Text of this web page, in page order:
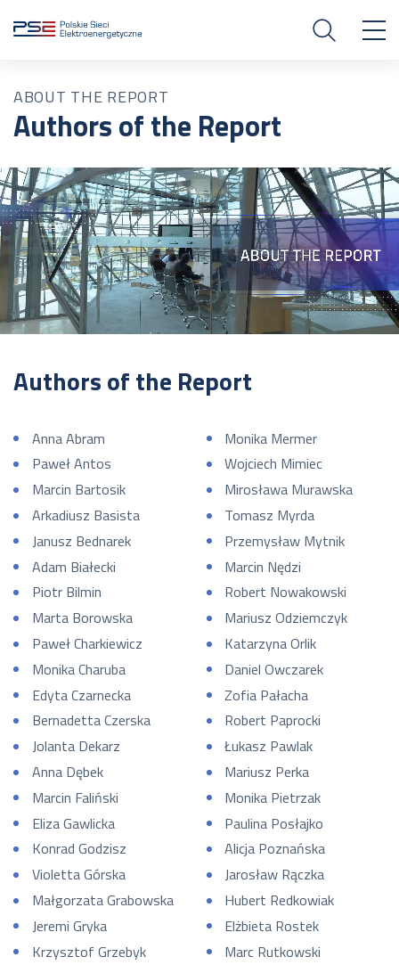
ABOUT THE REPORT
Authors of the Report
Authors of the Report
Anna Abram
Paweł Antos
Marcin Bartosik
Arkadiusz Basista
Janusz Bednarek
Adam Białecki
Piotr Bilmin
Marta Borowska
Paweł Charkiewicz
Monika Charuba
Edyta Czarnecka
Bernadetta Czerska
Jolanta Dekarz
Anna Dębek
Marcin Faliński
Eliza Gawlicka
Konrad Godzisz
Violetta Górska
Małgorzata Grabowska
Jeremi Gryka
Krzysztof Grzebyk
Monika Mermer
Wojciech Mimiec
Mirosława Murawska
Tomasz Myrda
Przemysław Mytnik
Marcin Nędzi
Robert Nowakowski
Mariusz Odziemczyk
Katarzyna Orlik
Daniel Owczarek
Zofia Pałacha
Robert Paprocki
Łukasz Pawlak
Mariusz Perka
Monika Pietrzak
Paulina Posłajko
Alicja Poznańska
Jarosław Rączka
Hubert Redkowiak
Elżbieta Rostek
Marc Rutkowski